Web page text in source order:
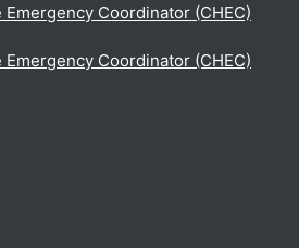
Coordinator (CHEC)
Coordinator (CHEC)